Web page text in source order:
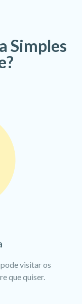
Simples
visitar os
que quiser.